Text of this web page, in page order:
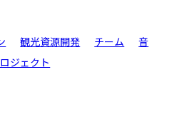
観光資源開発 チーム
音
ジェクト